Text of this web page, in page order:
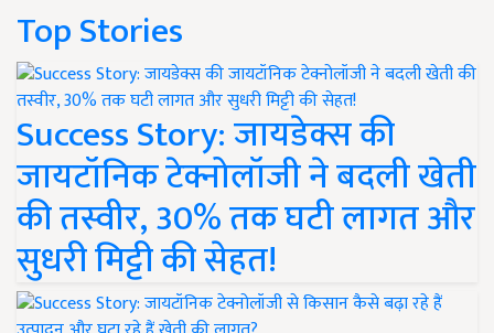
Top Stories
Success Story: जायडेक्स की
जायटॉनिक टेक्नोलॉजी ने बदली खेती
की तस्वीर, 30% तक घटी लागत और
सुधरी मिट्टी की सेहत!